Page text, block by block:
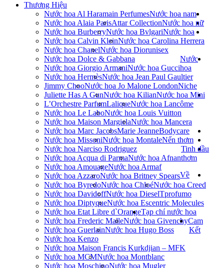
Thương Hiệu
Nước hoa Al Haramain Perfumes
Nước hoa Alaia ParisAttar Collection
Nước hoa BurberryNước hoa Bvlgari
Nước hoa Calvin KleinNước hoa Carolina Herrera
Nước hoa ChanelNước hoa Dior
Nước hoa Dolce & Gabbana
Nước hoa Giorgio ArmaniNước hoa Gucci
Nước hoa HermèsNước hoa Jean Paul Gaultier
Jimmy ChooNước hoa Jo Malone London
Juliette Has A GunNước hoa Kilian
L’Orchestre ParfumLaliqueNước hoa Lancôme
Nước hoa Le LaboNước hoa Louis Vuitton
Nước hoa Maison MargielaNước hoa Mancera
Nước hoa Marc JacobsMarie Jeanne
Nước hoa MissoniNước hoa Montale
Nước hoa Narciso Rodriguez
Nước hoa Acqua di ParmaNước hoa Afnan
Nước hoa AmouageNước hoa Armaf
Nước hoa AzzaroNước hoa Britney Spears
Nước hoa ByredoNước hoa ChloéNước hoa Creed
Nước hoa DavidoffNước hoa Diesel
Nước hoa DiptyqueNước hoa Escentric Molecules
Nước hoa Etat Libre d`Orange
Nước hoa Frederic MalleNước hoa Givenchy
Nước hoa GuerlainNước hoa Hugo Boss
Nước hoa Kenzo
Nước hoa Maison Francis Kurkdjian – MFK
Nước hoa MCMNước hoa Montblanc
Nước hoa MoschinoNước hoa Mugler
Nước hoa nam
Nước hoa nữ
Nước hoa
unisex
Nước
hoa
Niche
Nước hoa Mini
Bodycare
Nến thơm
Tinh dầu
thơm
Về
Tprofumo
Tạp chí nước hoa
Cam
Kết